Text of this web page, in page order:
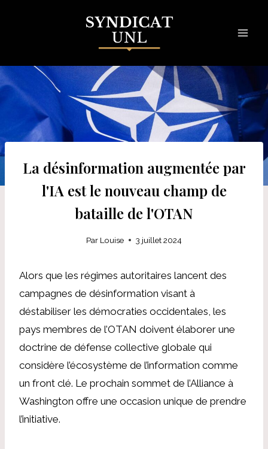
La désinformation augmentée par
l'IA est le nouveau champ de
bataille de l'OTAN
Par Louise 3 juillet 2024
Alors que les régimes autoritaires lancent des
campagnes de désinformation visant à
déstabiliser les démocraties occidentales, les
pays membres de l’OTAN doivent élaborer une
doctrine de défense collective globale qui
considère l’écosystème de l’information comme
un front clé. Le prochain sommet de l’Alliance à
Washington offre une occasion unique de prendre
l’initiative.